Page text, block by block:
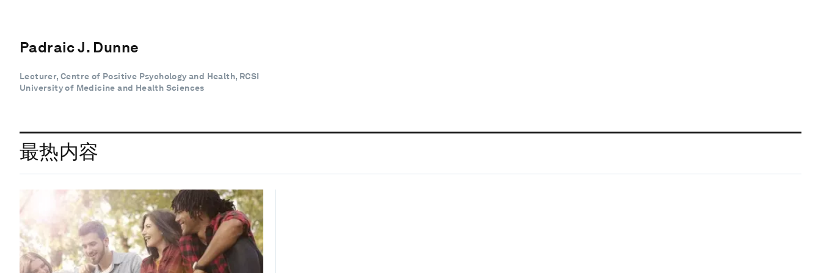
Padraic J. Dunne
Lecturer, Centre of Positive Psychology and Health, RCSI
University of Medicine and Health Sciences
最热内容